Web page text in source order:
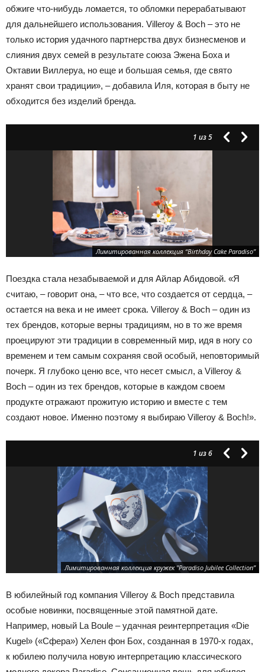
обжиге что-нибудь ломается, то обломки перерабатывают
для дальнейшего использования. Villeroy & Boch – это не
только история удачного партнерства двух бизнесменов и
слияния двух семей в результате союза Эжена Боха и
Октавии Виллеруа, но еще и большая семья, где свято
хранят свои традиции», – добавила Иля, которая в быту не
обходится без изделий бренда.
1 из 5
Лимитированная коллекция “Birthday Cake Paradiso”
Поездка стала незабываемой и для Айлар Абидовой. «Я
считаю, – говорит она, – что все, что создается от сердца, –
остается на века и не имеет срока. Villeroy & Boch – один из
тех брендов, которые верны традициям, но в то же время
проецируют эти традиции в современный мир, идя в ногу со
временем и тем самым сохраняя свой особый, неповторимый
почерк. Я глубоко ценю все, что несет смысл, а Villeroy &
Boch – один из тех брендов, которые в каждом своем
продукте отражают прожитую историю и вместе с тем
создают новое. Именно поэтому я выбираю Villeroy & Boch!».
1 из 6
Лимитированная коллекция кружек "Paradiso Jubilee Collection”
В юбилейный год компания Villeroy & Boch представила
особые новинки, посвященные этой памятной дате.
Например, новый La Boule – удачная реинтерпретация «Die
Kugel» («Сфера») Хелен фон Бох, созданная в 1970-х годах,
к юбилею получила новую интерпретацию классического